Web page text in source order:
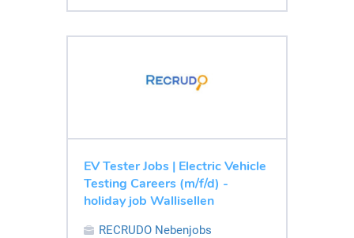
EV Tester Jobs | Electric Vehicle
Testing Careers (m/f/d) -
holiday job Wallisellen
RECRUDO Nebenjobs